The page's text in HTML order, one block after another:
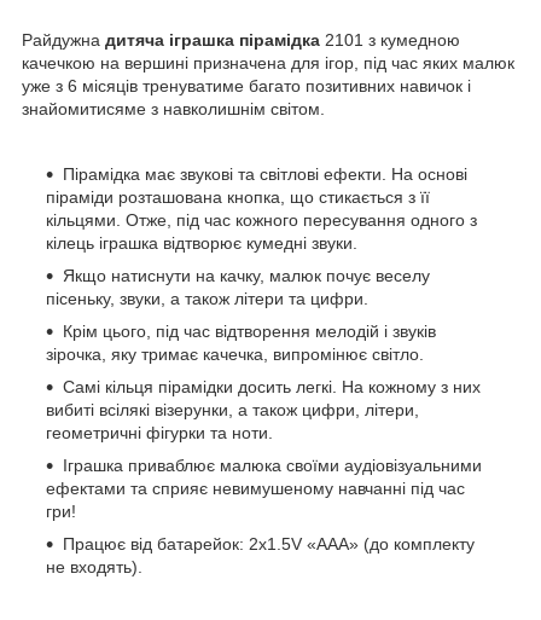
Райдужна дитяча іграшка пірамідка 2101 з кумедною
качечкою на вершині призначена для ігор, під час яких малюк
уже з 6 місяців тренуватиме багато позитивних навичок і
знайомитисяме з навколишнім світом.
Пірамідка має звукові та світлові ефекти. На основі
піраміди розташована кнопка, що стикається з її
кільцями. Отже, під час кожного пересування одного з
кілець іграшка відтворює кумедні звуки.
Якщо натиснути на качку, малюк почує веселу
пісеньку, звуки, а також літери та цифри.
Крім цього, під час відтворення мелодій і звуків
зірочка, яку тримає качечка, випромінює світло.
Самі кільця пірамідки досить легкі. На кожному з них
вибиті всілякі візерунки, а також цифри, літери,
геометричні фігурки та ноти.
Іграшка приваблює малюка своїми аудіовізуальними
ефектами та сприяє невимушеному навчанні під час
гри!
Працює від батарейок: 2х1.5V «ААА» (до комплекту
не входять).